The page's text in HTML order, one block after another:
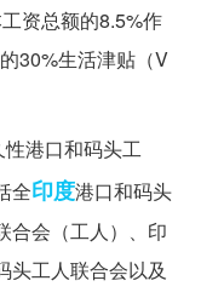
资总额的8.5%作
30%生活津贴（V
港口和码头工
全印度港口和码头
合会（工人）、印
头工人联合会以及